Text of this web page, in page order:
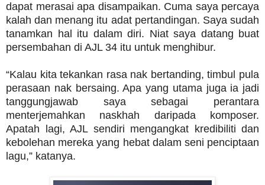
dapat merasai apa disampaikan. Cuma saya percaya
kalah dan menang itu adat pertandingan. Saya sudah
tanamkan hal itu dalam diri. Niat saya datang buat
persembahan di AJL 34 itu untuk menghibur.
“Kalau kita tekankan rasa nak bertanding, timbul pula
perasaan nak bersaing. Apa yang utama juga ia jadi
tanggungjawab saya sebagai perantara
menterjemahkan naskhah daripada komposer.
Apatah lagi, AJL sendiri mengangkat kredibiliti dan
kebolehan mereka yang hebat dalam seni penciptaan
lagu,” katanya.